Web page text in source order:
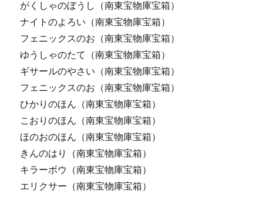
がくしゃのぼうし（南東宝物庫宝箱）
ナイトのよろい（南東宝物庫宝箱）
フェニックスのお（南東宝物庫宝箱）
ゆうしゃのたて（南東宝物庫宝箱）
ギサールのやさい（南東宝物庫宝箱）
フェニックスのお（南東宝物庫宝箱）
ひかりのほん（南東宝物庫宝箱）
こおりのほん（南東宝物庫宝箱）
ほのおのほん（南東宝物庫宝箱）
きんのはり（南東宝物庫宝箱）
キラーボウ（南東宝物庫宝箱）
エリクサー（南東宝物庫宝箱）